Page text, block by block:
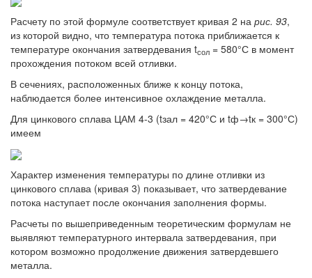
Расчету по этой формуле соответствует кривая 2 на рис. 93,
из которой видно, что температура потока приближается к
температуре окончания затвердевания tсол = 580°С в момент
прохождения потоком всей отливки.
В сечениях, расположенных ближе к концу потока,
наблюдается более интенсивное охлаждение металла.
Для цинкового сплава ЦАМ 4-3 (tзал = 420°С и tф→tк = 300°С)
имеем
Характер изменения температуры по длине отливки из
цинкового сплава (кривая 3) показывает, что затвердевание
потока наступает после окончания заполнения формы.
Расчеты по вышеприведенным теоретическим формулам не
выявляют температурного интервала затвердевания, при
котором возможно продолжение движения затвердевшего
металла.